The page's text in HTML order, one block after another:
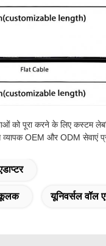
को पूरा करने के लिए कस्टम
व्यापक OEM और ODM सेवाएं
यूनिवर्सल वॉल